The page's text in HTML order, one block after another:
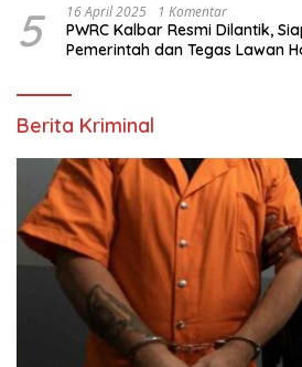
5 16 April 2025 1 Komentar
PWRC Kalbar Resmi Dilantik,
Pemerintah dan Tegas Lawan
Berita Kriminal